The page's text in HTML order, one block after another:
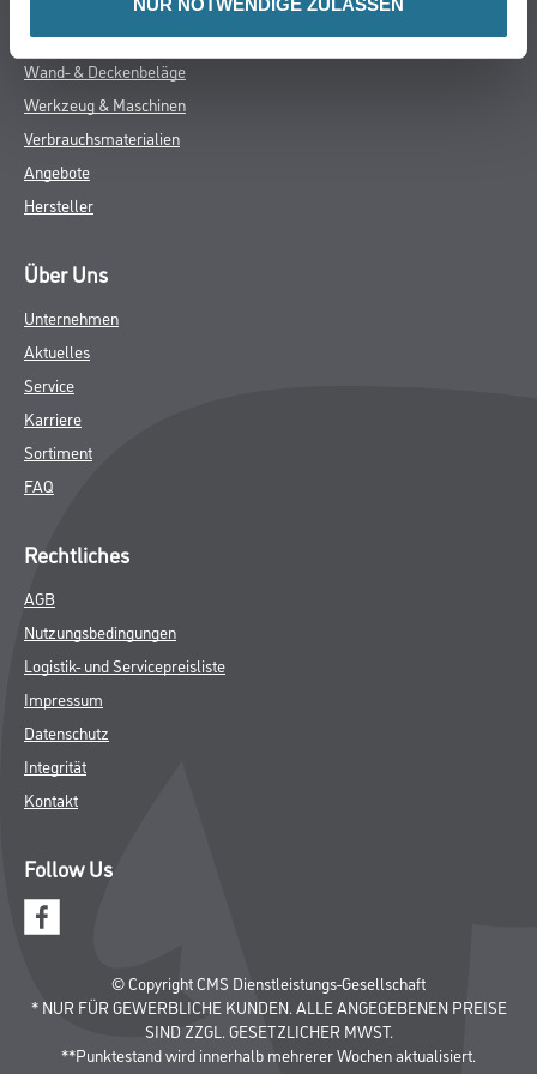
NUR NOTWENDIGE ZULASSEN
ZUSATZINFOS
GEFAHRENHINWEISE
SPEZIFIKATIONEN
Online-Shop
Wand- & Deckenbeläge
Werkzeug & Maschinen
Verbrauchsmaterialien
Angebote
Hersteller
Über Uns
Service
FAQ